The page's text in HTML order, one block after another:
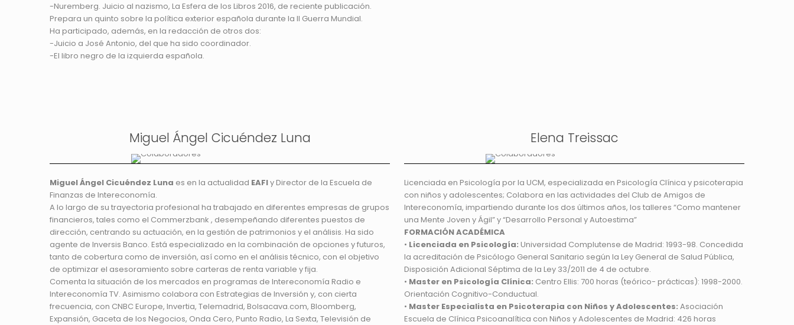
-Nuremberg. Juicio al nazismo, La Esfera de los Libros 2016, de reciente publicación.
Prepara un quinto sobre la política exterior española durante la II Guerra Mundial.
Ha participado, además, en la redacción de otros dos:
-Juicio a José Antonio, del que ha sido coordinador.
-El libro negro de la izquierda española.
Miguel Ángel Cicuéndez Luna
Miguel Ángel Cicuéndez Luna es en la actualidad EAFIy Director de la Escuela de
Finanzas de Intereconomía.
A lo largo de su trayectoria profesional ha trabajado en diferentes empresas de grupos
financieros, tales como el Commerzbank , desempeñando diferentes puestos de
dirección, centrando su actuación, en la gestión de patrimonios y el análisis. Ha sido
agente de Inversis Banco. Está especializado en la combinación de opciones y futuros,
tanto de cobertura como de inversión, así como en el análisis técnico, con el objetivo
de optimizar el asesoramiento sobre carteras de renta variable y fija.
Comenta la situación de los mercados en programas de Intereconomía Radio e
Intereconomía TV. Asimismo colabora con Estrategias de Inversión y, con cierta
frecuencia, con CNBC Europe, Invertia, Telemadrid, Bolsacava.com, Bloomberg,
Expansión, Gaceta de los Negocios, Onda Cero, Punto Radio, La Sexta, Televisión de
Elena Treissac
Licenciada en Psicología por la UCM, especializada en Psicología Clínica y psicoterapia
con niños y adolescentes; Colabora en las actividades del Club de Amigos de
Intereconomía, impartiendo durante los dos últimos años, los talleres “Como mantener
una Mente Joven y Ágil” y “Desarrollo Personal y Autoestima”
FORMACIÓN ACADÉMICA
• Licenciada en Psicología: Universidad Complutense de Madrid: 1993-98. Concedida
la acreditación de Psicólogo General Sanitario según la Ley General de Salud Pública,
Disposición Adicional Séptima de la Ley 33/2011 de 4 de octubre.
• Master en Psicología Clínica: Centro Ellis: 700 horas (teórico- prácticas): 1998-2000.
Orientación Cognitivo-Conductual.
• Master Especialista en Psicoterapia con Niños y Adolescentes: Asociación
Escuela de Clínica Psicoanalítica con Niños y Adolescentes de Madrid: 426 horas